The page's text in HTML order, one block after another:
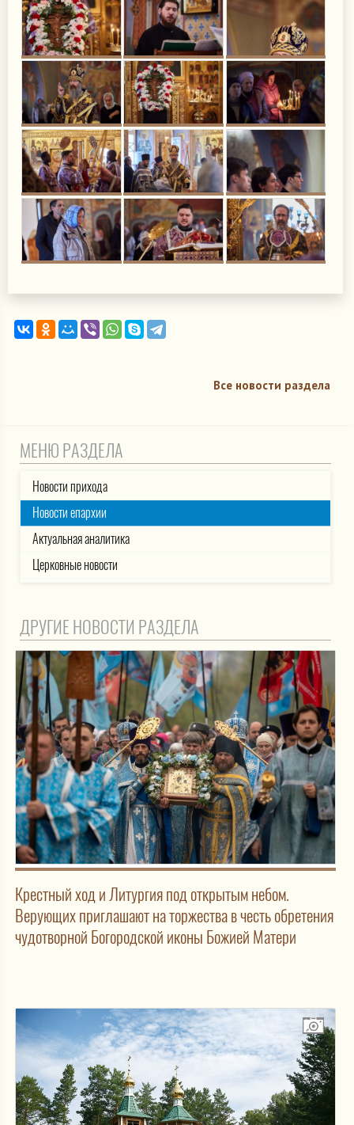
Все новости раздела
МЕНЮ РАЗДЕЛА
Новости прихода
Новости епархии
Актуальная аналитика
Церковные новости
ДРУГИЕ НОВОСТИ РАЗДЕЛА
Крестный ход и Литургия под открытым небом.
Верующих приглашают на торжества в честь обретения
чудотворной Богородской иконы Божией Матери